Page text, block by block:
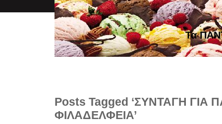
Τα
Posts Tagged ‘ΣΥΝΤΑΓΗ ΓΙΑ
ΦΙΛΑΔΕΛΦΕΙΑ’